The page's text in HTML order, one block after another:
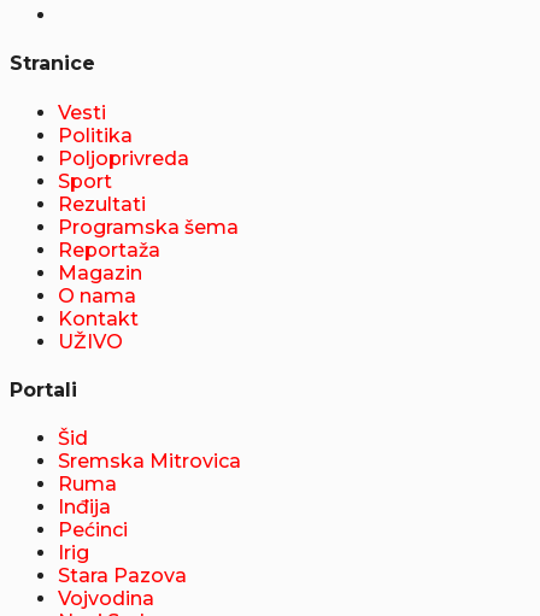
Stranice
Vesti
Politika
Poljoprivreda
Sport
Rezultati
Programska šema
Reportaža
Magazin
O nama
Kontakt
UŽIVO
Portali
Šid
Sremska Mitrovica
Ruma
Inđija
Pećinci
Irig
Stara Pazova
Vojvodina